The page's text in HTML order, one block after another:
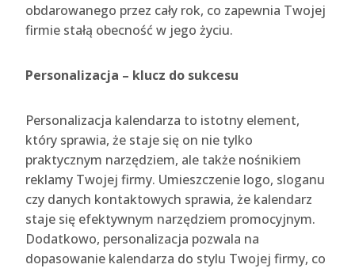
obdarowanego przez cały rok, co zapewnia Twojej
firmie stałą obecność w jego życiu.
Personalizacja – klucz do sukcesu
Personalizacja kalendarza to istotny element,
który sprawia, że staje się on nie tylko
praktycznym narzędziem, ale także nośnikiem
reklamy Twojej firmy. Umieszczenie logo, sloganu
czy danych kontaktowych sprawia, że kalendarz
staje się efektywnym narzędziem promocyjnym.
Dodatkowo, personalizacja pozwala na
dopasowanie kalendarza do stylu Twojej firmy, co